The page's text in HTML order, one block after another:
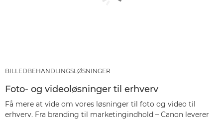
BILLEDBEHANDLINGSLØSNINGER
Foto- og videoløsninger til erhverv
Få mere at vide om vores løsninger til foto og video til
erhverv. Fra branding til marketingindhold – Canon leverer